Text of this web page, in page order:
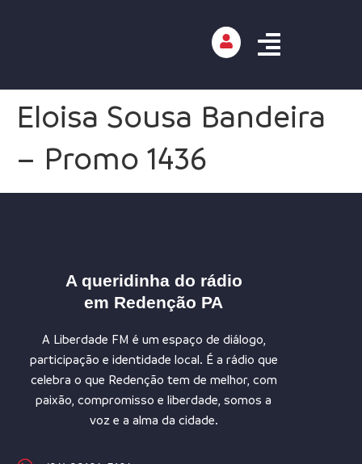
Eloisa Sousa Bandeira
– Promo 1436
A queridinha do rádio
em Redenção PA
A Liberdade FM é um espaço de diálogo,
participação e identidade local. É a rádio que
celebra o que Redenção tem de melhor, com
paixão, compromisso e liberdade, somos a
voz e a alma da cidade.